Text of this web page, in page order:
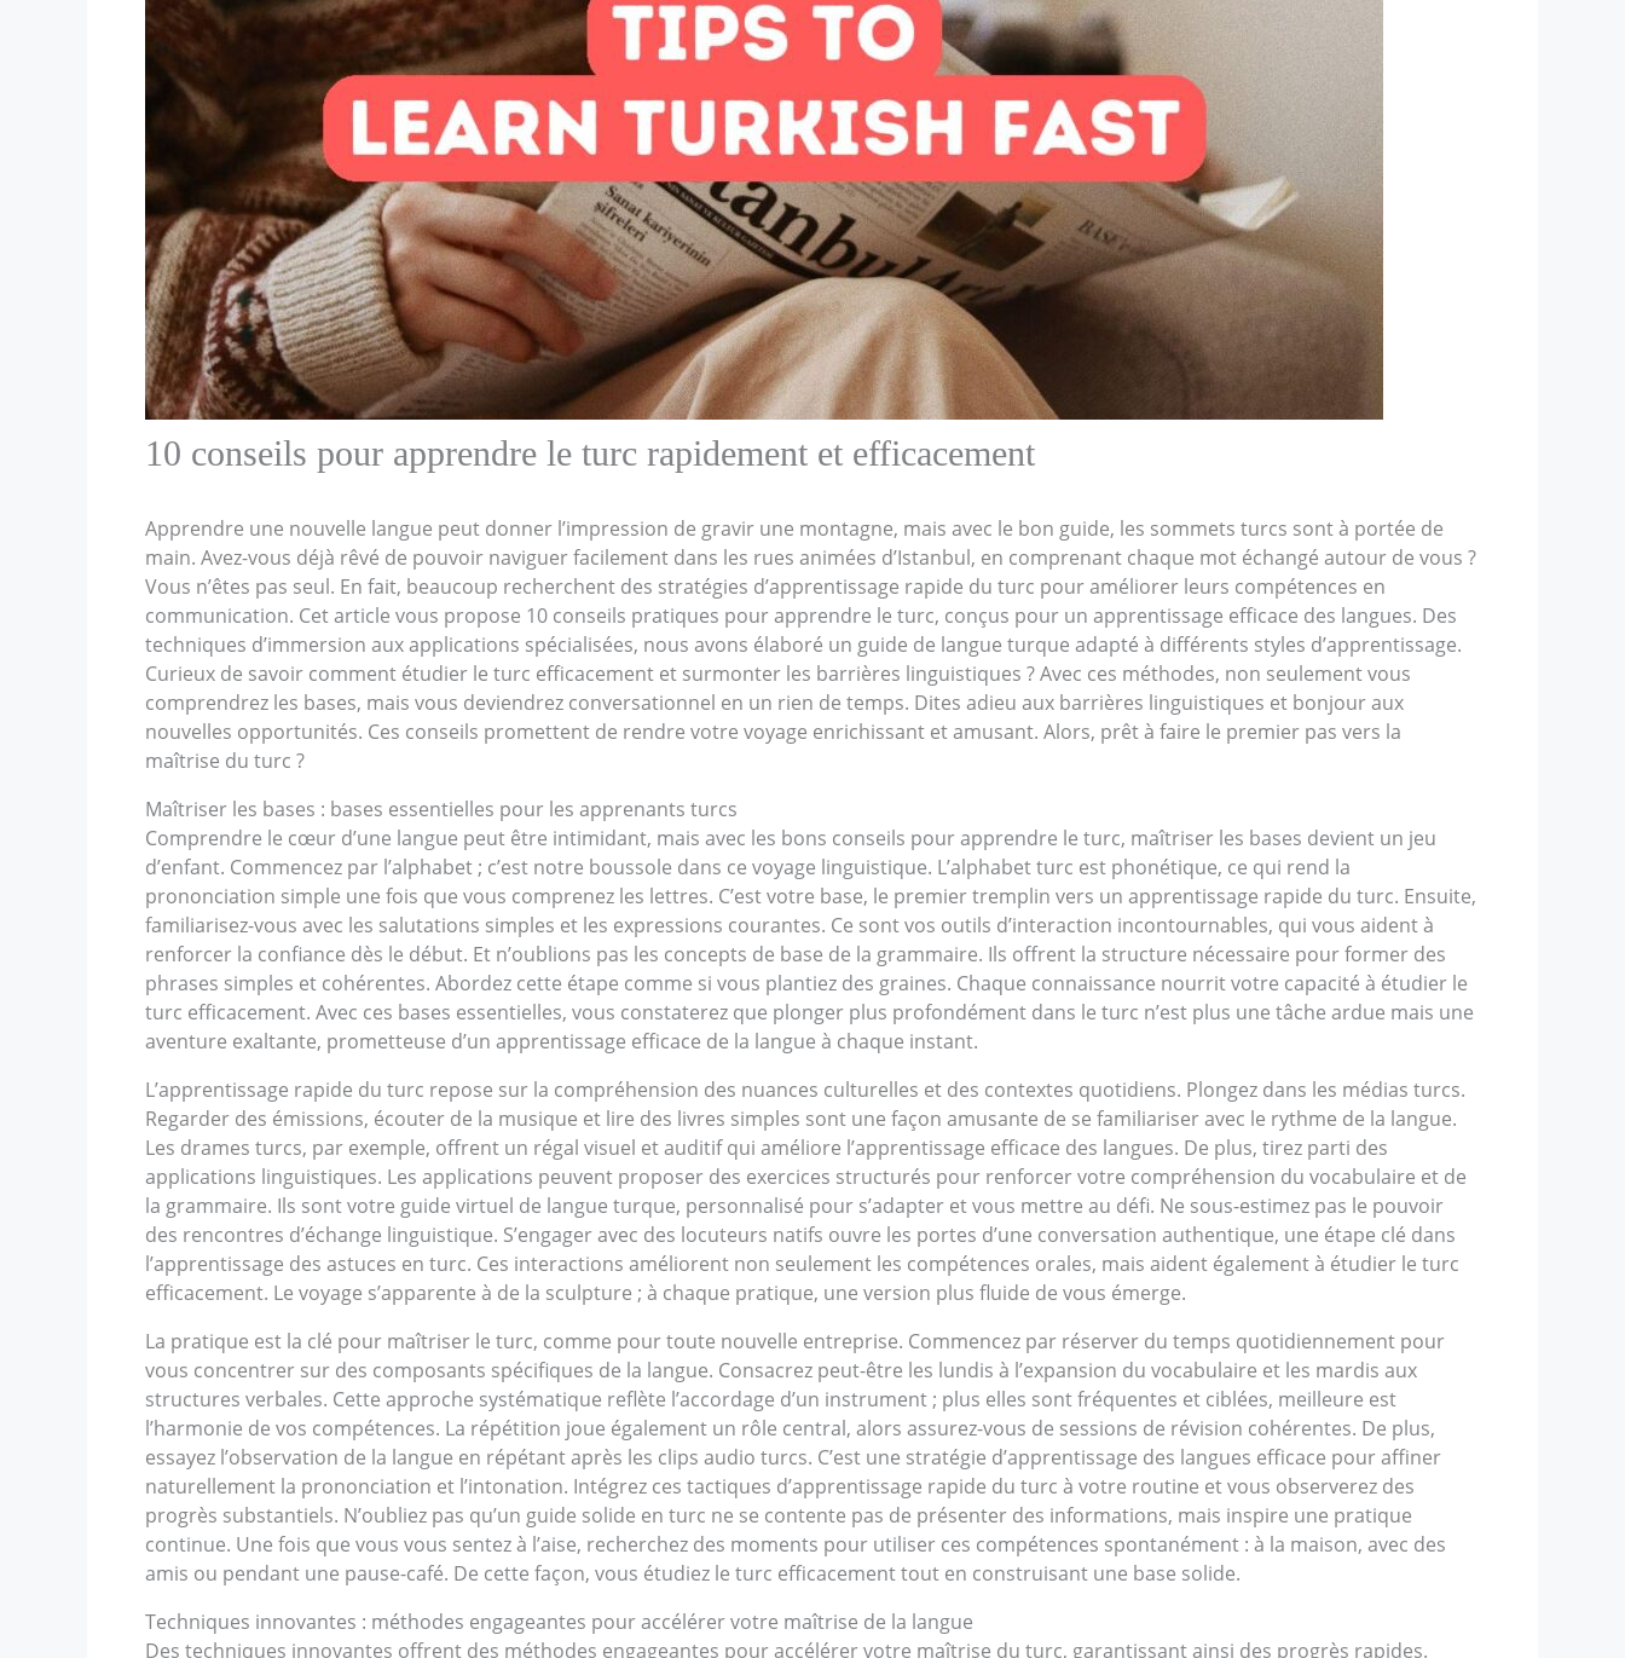
10 conseils pour apprendre le turc rapidement et efficacement
Apprendre une nouvelle langue peut donner l’impression de gravir une montagne, mais avec le bon guide, les sommets turcs sont à portée de
main. Avez-vous déjà rêvé de pouvoir naviguer facilement dans les rues animées d’Istanbul, en comprenant chaque mot échangé autour de vous ?
Vous n’êtes pas seul. En fait, beaucoup recherchent des stratégies d’apprentissage rapide du turc pour améliorer leurs compétences en
communication. Cet article vous propose 10 conseils pratiques pour apprendre le turc, conçus pour un apprentissage efficace des langues. Des
techniques d’immersion aux applications spécialisées, nous avons élaboré un guide de langue turque adapté à différents styles d’apprentissage.
Curieux de savoir comment étudier le turc efficacement et surmonter les barrières linguistiques ? Avec ces méthodes, non seulement vous
comprendrez les bases, mais vous deviendrez conversationnel en un rien de temps. Dites adieu aux barrières linguistiques et bonjour aux
nouvelles opportunités. Ces conseils promettent de rendre votre voyage enrichissant et amusant. Alors, prêt à faire le premier pas vers la
maîtrise du turc ?
Maîtriser les bases : bases essentielles pour les apprenants turcs
Comprendre le cœur d’une langue peut être intimidant, mais avec les bons conseils pour apprendre le turc, maîtriser les bases devient un jeu
d’enfant. Commencez par l’alphabet ; c’est notre boussole dans ce voyage linguistique. L’alphabet turc est phonétique, ce qui rend la
prononciation simple une fois que vous comprenez les lettres. C’est votre base, le premier tremplin vers un apprentissage rapide du turc. Ensuite,
familiarisez-vous avec les salutations simples et les expressions courantes. Ce sont vos outils d’interaction incontournables, qui vous aident à
renforcer la confiance dès le début. Et n’oublions pas les concepts de base de la grammaire. Ils offrent la structure nécessaire pour former des
phrases simples et cohérentes. Abordez cette étape comme si vous plantiez des graines. Chaque connaissance nourrit votre capacité à étudier le
turc efficacement. Avec ces bases essentielles, vous constaterez que plonger plus profondément dans le turc n’est plus une tâche ardue mais une
aventure exaltante, prometteuse d’un apprentissage efficace de la langue à chaque instant.
L’apprentissage rapide du turc repose sur la compréhension des nuances culturelles et des contextes quotidiens. Plongez dans les médias turcs.
Regarder des émissions, écouter de la musique et lire des livres simples sont une façon amusante de se familiariser avec le rythme de la langue.
Les drames turcs, par exemple, offrent un régal visuel et auditif qui améliore l’apprentissage efficace des langues. De plus, tirez parti des
applications linguistiques. Les applications peuvent proposer des exercices structurés pour renforcer votre compréhension du vocabulaire et de
la grammaire. Ils sont votre guide virtuel de langue turque, personnalisé pour s’adapter et vous mettre au défi. Ne sous-estimez pas le pouvoir
des rencontres d’échange linguistique. S’engager avec des locuteurs natifs ouvre les portes d’une conversation authentique, une étape clé dans
l’apprentissage des astuces en turc. Ces interactions améliorent non seulement les compétences orales, mais aident également à étudier le turc
efficacement. Le voyage s’apparente à de la sculpture ; à chaque pratique, une version plus fluide de vous émerge.
La pratique est la clé pour maîtriser le turc, comme pour toute nouvelle entreprise. Commencez par réserver du temps quotidiennement pour
vous concentrer sur des composants spécifiques de la langue. Consacrez peut-être les lundis à l’expansion du vocabulaire et les mardis aux
structures verbales. Cette approche systématique reflète l’accordage d’un instrument ; plus elles sont fréquentes et ciblées, meilleure est
l’harmonie de vos compétences. La répétition joue également un rôle central, alors assurez-vous de sessions de révision cohérentes. De plus,
essayez l’observation de la langue en répétant après les clips audio turcs. C’est une stratégie d’apprentissage des langues efficace pour affiner
naturellement la prononciation et l’intonation. Intégrez ces tactiques d’apprentissage rapide du turc à votre routine et vous observerez des
progrès substantiels. N’oubliez pas qu’un guide solide en turc ne se contente pas de présenter des informations, mais inspire une pratique
continue. Une fois que vous vous sentez à l’aise, recherchez des moments pour utiliser ces compétences spontanément : à la maison, avec des
amis ou pendant une pause-café. De cette façon, vous étudiez le turc efficacement tout en construisant une base solide.
Techniques innovantes : méthodes engageantes pour accélérer votre maîtrise de la langue
Des techniques innovantes offrent des méthodes engageantes pour accélérer votre maîtrise du turc, garantissant ainsi des progrès rapides.